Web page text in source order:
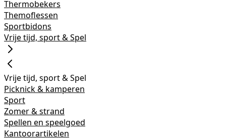
Thermobekers
Themoflessen
Sportbidons
Vrije tijd, sport & Spel
Vrije tijd, sport & Spel
Picknick & kamperen
Sport
Zomer & strand
Spellen en speelgoed
Kantoorartikelen